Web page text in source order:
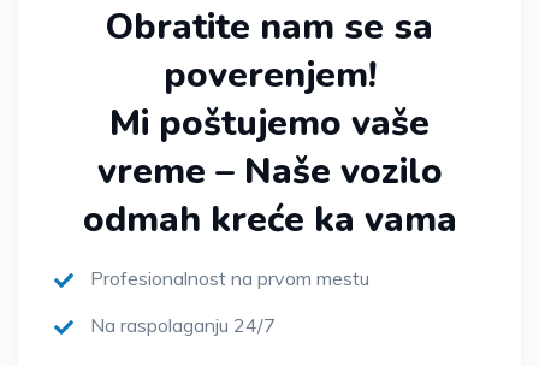
Obratite nam se sa
poverenjem!
Mi poštujemo vaše
vreme – Naše vozilo
odmah kreće ka vama
Profesionalnost na prvom mestu
Na raspolaganju 24/7